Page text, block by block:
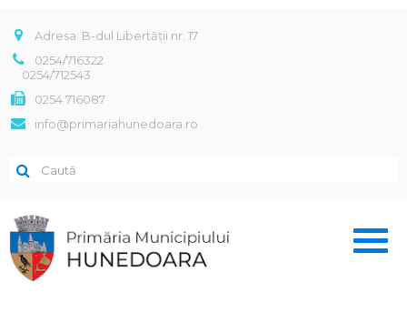
Adresa: B-dul Libertății nr. 17
0254/716322
0254/712543
0254 716087
info@primariahunedoara.ro